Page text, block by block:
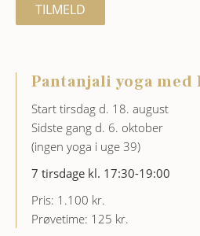
TILMELD
Pantanjali yoga med
Start tirsdag d. 18. august
Sidste gang d. 6. oktober
(ingen yoga i uge 39)
7 tirsdage kl. 17:30-19:00
Pris: 1.100 kr.
Prøvetime: 125 kr.